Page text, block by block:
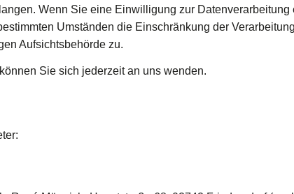
Wenn Sie eine Einwilligung zur
Umständen die Einschränkung der
Aufsichtsbehörde zu.
Sie sich jederzeit an uns wenden.